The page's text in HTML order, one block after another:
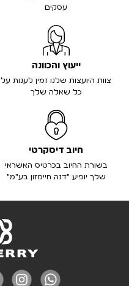
עסקים
ייעוץ והכוונה
צוות היועצות שלנו זמין לענות על
כל שאלה שלך
חיוב דיסקרטי
בשורת החיוב בכרטיס האשראי
שלך יופיע "דנה חיימזון בע"מ"